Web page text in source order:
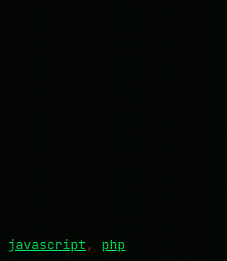
javascript, php